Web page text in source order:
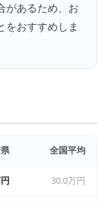
があるため、お
をおすすめしま
全国平均
30.0万円